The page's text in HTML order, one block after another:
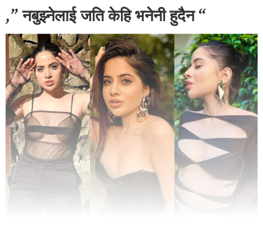
,” नबुझ्नेलाई जति केहि भनेनी हुदैन “